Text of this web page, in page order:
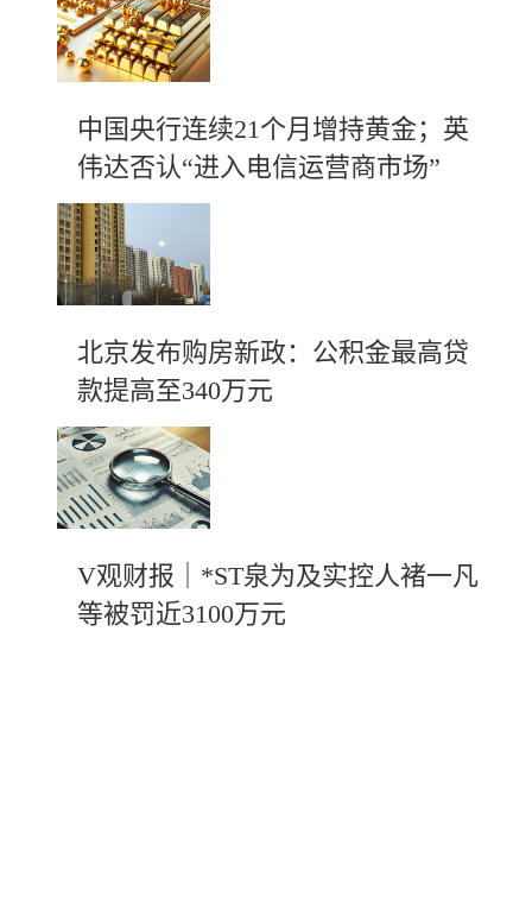
中国央行连续21个月增持黄金；英
伟达否认“进入电信运营商市场”
北京发布购房新政：公积金最高贷
款提高至340万元
V观财报｜*ST泉为及实控人褚一凡
等被罚近3100万元